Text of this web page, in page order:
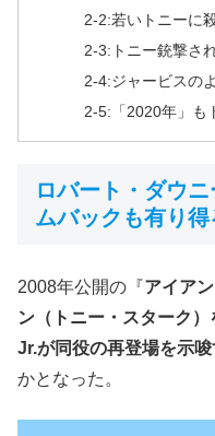
2-2:若いトニーに
2-3:トニー銃撃さ
2-4:ジャービス
2-5:「2020年」も
ロバート・ダウ
ムバックも有り
2008年公開の『アイア
ン（トニー・スターク
Jr.が同役の再登場を示
かとなった。